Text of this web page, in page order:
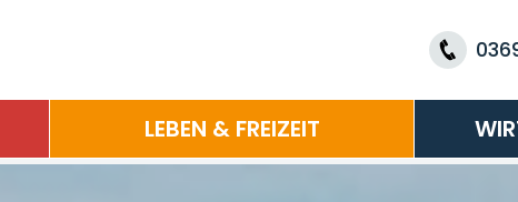
LEBEN & FREIZEIT